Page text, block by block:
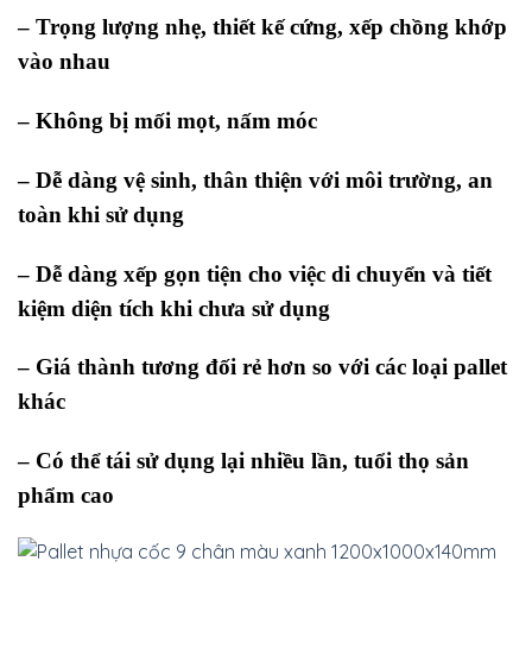
– Trọng lượng nhẹ, thiết kế cứng, xếp chồng khớp
vào nhau
– Không bị mối mọt, nấm móc
– Dễ dàng vệ sinh, thân thiện với môi trường, an
toàn khi sử dụng
– Dễ dàng xếp gọn tiện cho việc di chuyển và tiết
kiệm diện tích khi chưa sử dụng
– Giá thành tương đối rẻ hơn so với các loại pallet
khác
– Có thể tái sử dụng lại nhiều lần, tuổi thọ sản
phẩm cao